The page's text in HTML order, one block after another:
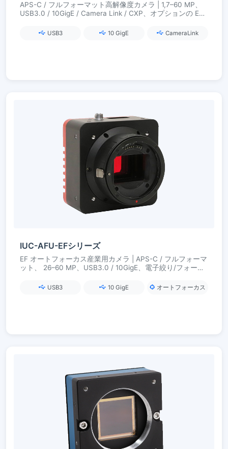
APS-C / フルフォーマット高解像度カメラ | 1,7–60 MP、
USB3.0 / 10GigE / Camera Link / CXP、オプションの EF
USB3 10 GigE CameraLink
IUC-AFU-EFシリーズ
EF オートフォーカス産業用カメラ | APS-C / フルフォーマ
ット、 26–60 MP、USB3.0 / 10GigE、電子絞り/フォーカ
USB3 10 GigE オートフォーカス